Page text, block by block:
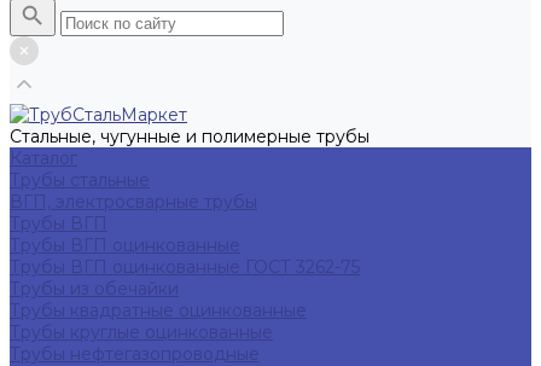
Стальные, чугунные и полимерные трубы
Каталог
Трубы стальные
ВГП, электросварные трубы
Трубы ВГП
Трубы ВГП оцинкованные
Трубы ВГП оцинкованные ГОСТ 3262-75
Трубы из обечайки
Трубы квадратные оцинкованные
Трубы круглые оцинкованные
Трубы нефтегазопроводные